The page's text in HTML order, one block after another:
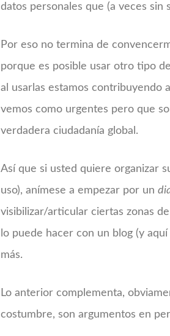
datos personales que (a veces
Por eso no termina de
porque es posible usar otro tipo
al usarlas estamos contribuyendo
vemos como urgentes pero que
verdadera ciudadanía global.
Así que si usted quiere organizar
uso), anímese a empezar por un
visibilizar/articular ciertas zonas
lo puede hacer con un blog (y
más.
Lo anterior complementa,
costumbre, son argumentos en